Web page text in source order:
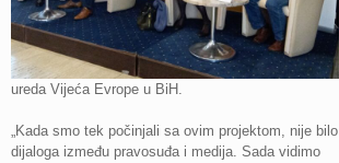
ureda Vijeća Evrope u BiH.
„Kada smo tek počinjali sa ovim projektom, nije bilo
dijaloga između pravosuđa i medija. Sada vidimo